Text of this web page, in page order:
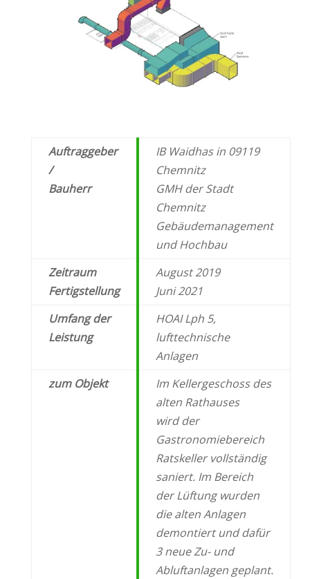
Auftraggeber
/
Bauherr
IB Waidhas in 09119
Chemnitz
GMH der Stadt
Chemnitz
Gebäudemanagement
und Hochbau
Zeitraum
Fertigstellung
August 2019
Juni 2021
Umfang der
Leistung
HOAILph5,
lufttechnische
Anlagen
zum Objekt
Im Kellergeschoss des
alten Rathauses
wirdder
Gastronomiebereich
Ratskellervollständig
saniert. Im Bereich
der Lüftungwurden
die alten Anlagen
demontiert unddafür
3 neue Zu- und
Abluftanlagen geplant.